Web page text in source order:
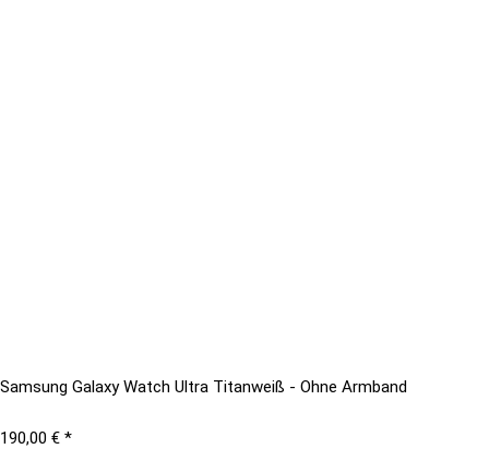
Samsung Galaxy Watch Ultra Titanweiß - Ohne Armband
190,00 € *